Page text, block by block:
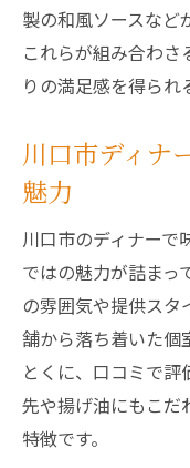
製の和風ソースなど
これらが組み合わ
りの満足感を得られ
川口市ディナ
魅力
川口市のディナーで
ではの魅力が詰まっ
の雰囲気や提供スタ
舗から落ち着いた個
とくに、口コミで
先や揚げ油にもこだ
特徴です。